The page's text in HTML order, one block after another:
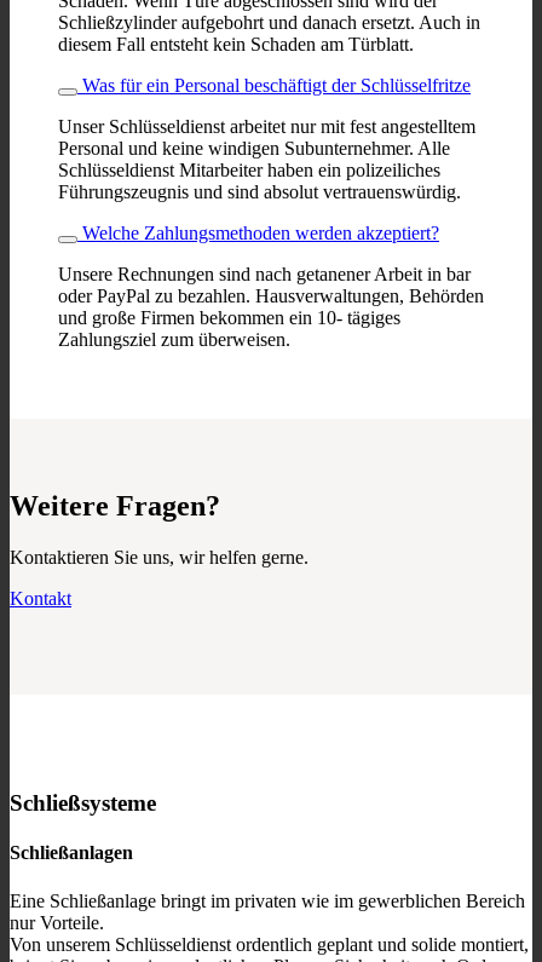
Schließzylinder aufgebohrt und danach ersetzt. Auch in
diesem Fall entsteht kein Schaden am Türblatt.
Was für ein Personal beschäftigt der Schlüsselfritze
Unser Schlüsseldienst arbeitet nur mit fest angestelltem
Personal und keine windigen Subunternehmer. Alle
Schlüsseldienst Mitarbeiter haben ein polizeiliches
Führungszeugnis und sind absolut vertrauenswürdig.
Welche Zahlungsmethoden werden akzeptiert?
Unsere Rechnungen sind nach getanener Arbeit in bar
oder PayPal zu bezahlen. Hausverwaltungen, Behörden
und große Firmen bekommen ein 10- tägiges
Zahlungsziel zum überweisen.
Weitere Fragen?
Kontaktieren Sie uns, wir helfen gerne.
Kontakt
Schließsysteme
Schließanlagen
Eine Schließanlage bringt im privaten wie im gewerblichen Bereich
nur Vorteile.
Von unserem Schlüsseldienst ordentlich geplant und solide montiert,